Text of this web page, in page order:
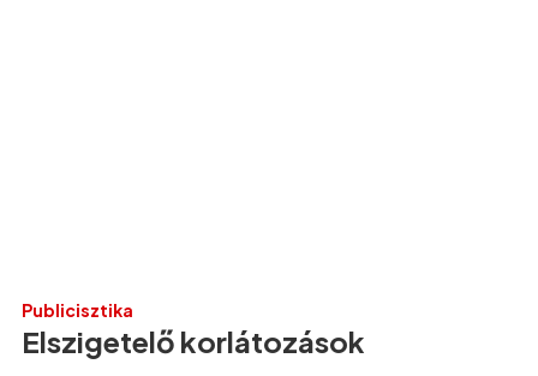
Publicisztika
Elszigetelő korlátozások